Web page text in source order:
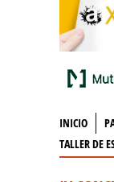
INICIO
TALLER DE